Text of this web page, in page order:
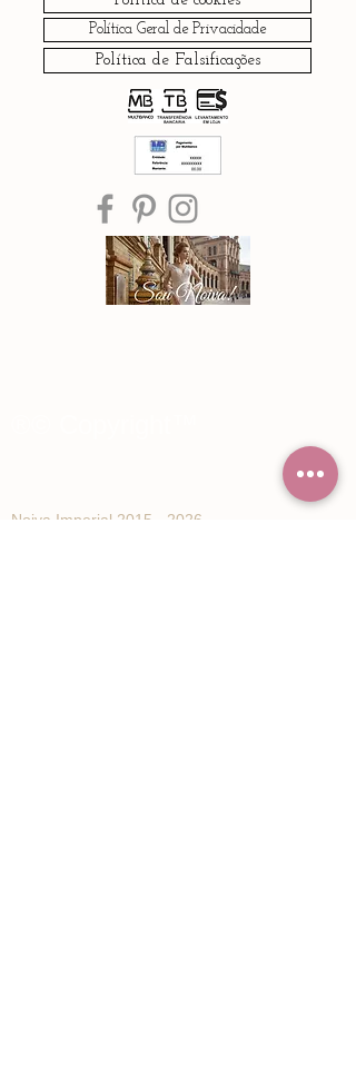
Política Geral de Privacidade
Política de Falsificações
Noiva Imperial 2015 - 2026